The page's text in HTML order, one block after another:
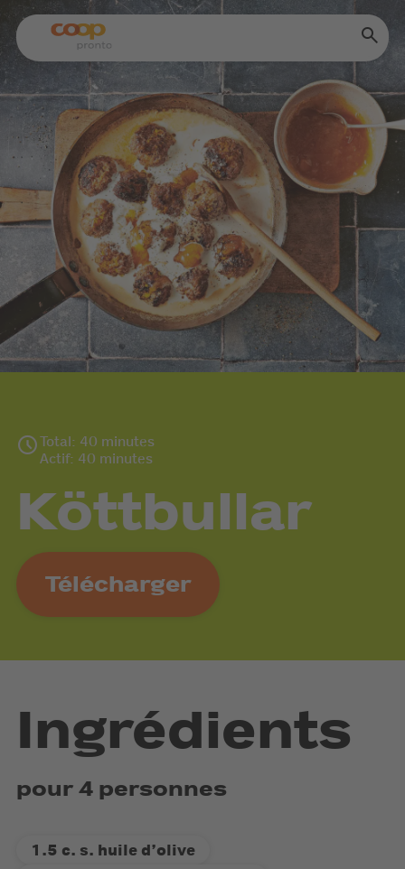
Total: 40 minutes
Actif: 40 minutes
Köttbullar
Télécharger
Ingrédients
pour 4 personnes
1.5 c. s. huile d’olive